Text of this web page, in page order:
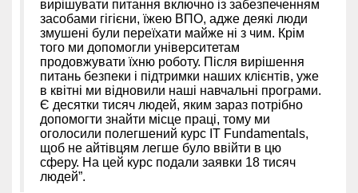
вирішувати питання включно із забезпеченням
засобами гігієни, їжею ВПО, адже деякі люди
змушені були переїхати майже ні з чим. Крім
того ми допомогли університетам
продовжувати їхню роботу. Після вирішення
питань безпеки і підтримки наших клієнтів, уже
в квітні ми відновили наші навчальні програми.
Є десятки тисяч людей, яким зараз потрібно
допомогти знайти місце праці, тому ми
оголосили полегшений курс IT Fundamentals,
щоб не айтівцям легше було ввійти в цю
сферу. На цей курс подали заявки 18 тисяч
людей”.